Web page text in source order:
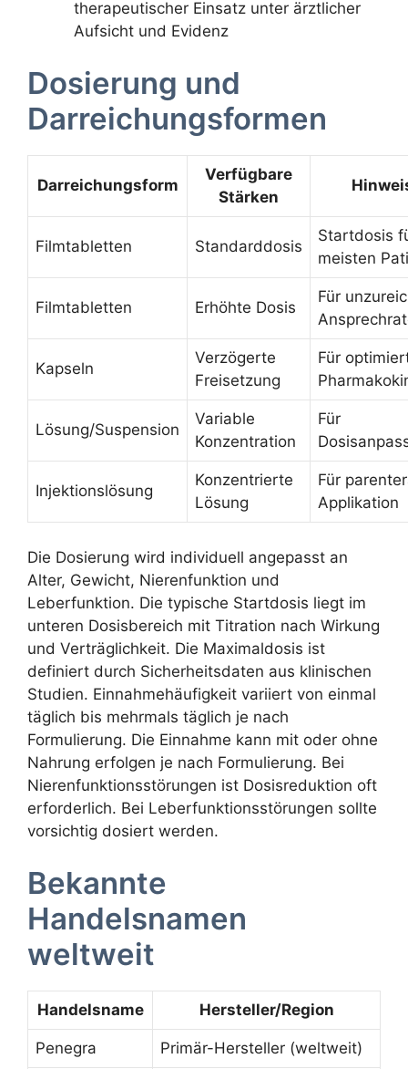
therapeutischer Einsatz unter ärztlicher
Aufsicht und Evidenz
Dosierung und
Darreichungsformen
Darreichungsform
Verfügbare
Stärken
Filmtabletten Standarddosis
Startdosis
meisten
Filmtabletten Erhöhte Dosis
Für
Kapseln
Verzögerte
Freisetzung
Für
Lösung/Suspension
Variable
Konzentration
Für
Injektionslösung
Konzentrierte
Lösung
Für
Applikation
Die Dosierung wird individuell angepasst an
Alter, Gewicht, Nierenfunktion und
Leberfunktion. Die typische Startdosis liegt im
unteren Dosisbereich mit Titration nach Wirkung
und Verträglichkeit. Die Maximaldosis ist
definiert durch Sicherheitsdaten aus klinischen
Studien. Einnahmehäufigkeit variiert von einmal
täglich bis mehrmals täglich je nach
Formulierung. Die Einnahme kann mit oder ohne
Nahrung erfolgen je nach Formulierung. Bei
Nierenfunktionsstörungen ist Dosisreduktion oft
erforderlich. Bei Leberfunktionsstörungen sollte
vorsichtig dosiert werden.
Bekannte
Handelsnamen
weltweit
Handelsname Hersteller/Region
Penegra Primär-Hersteller (weltweit)